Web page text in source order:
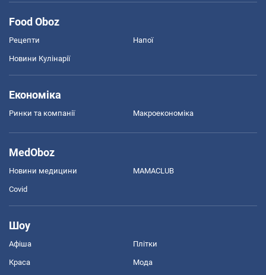
Food Oboz
Рецепти Напої
Новини Кулінарії
Економіка
Ринки та компанії Макроекономіка
MedOboz
Новини медицини MAMACLUB
Covid
Шоу
Афіша Плітки
Краса Мода